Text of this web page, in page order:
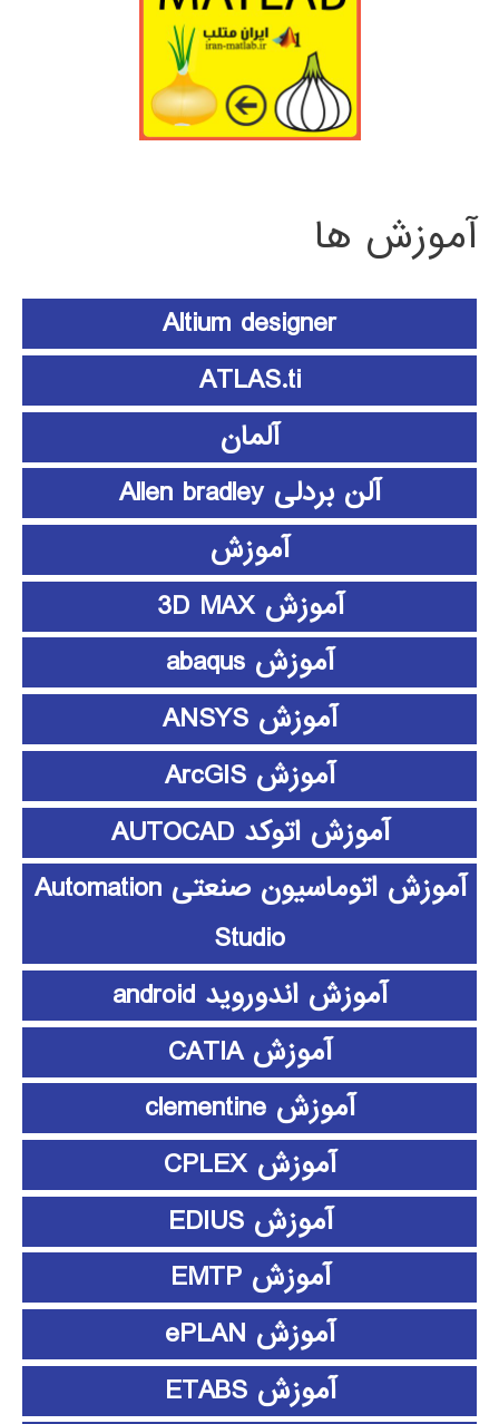
آموزش ها
Altium designer
ATLAS.ti
آلمان
آلن بردلی Allen bradley
آموزش
آموزش 3D MAX
آموزش abaqus
آموزش ANSYS
آموزش ArcGIS
آموزش اتوکد AUTOCAD
آموزش اتوماسیون صنعتی Automation
Studio
آموزش اندوروید android
آموزش CATIA
آموزش clementine
آموزش CPLEX
آموزش EDIUS
آموزش EMTP
آموزش ePLAN
آموزش ETABS